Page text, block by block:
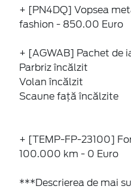
+ [PN4DQ] Vopsea
fashion - 850.00 Euro
+ [AGWAB] Pachet de
Parbriz încălzit
Volan încălzit
Scaune faţă încălzite
+ [TEMP-FP-23100]
100.000 km - 0 Euro
***Descrierea de mai